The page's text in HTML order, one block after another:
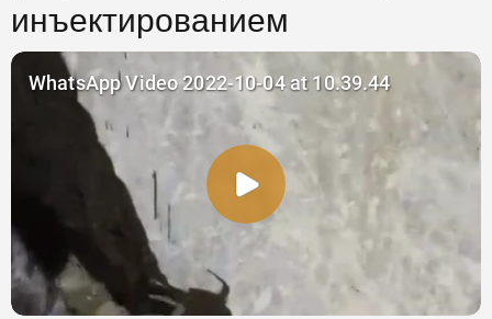
инъектированием